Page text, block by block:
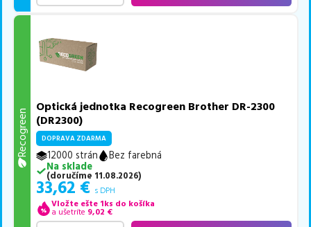
Recogreen
Optická jednotka Recogreen Brother DR-2300
(DR2300)
DOPRAVA ZDARMA
12000 strán
Bez farebná
Na sklade
(doručíme 11.08.2026)
33,62 € s DPH
Vložte ešte 1ks do košíka
a ušetríte 9,02 €